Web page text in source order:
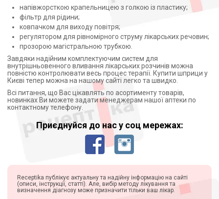
напівжорсткою крапельницею з голкою із пластику;
фільтр для рідини;
ковпачком для виходу повітря;
регулятором для рівномірного струму лікарських речовин;
прозорою магістральною трубкою.
Завдяки надійним комплектуючим систем для
внутрішньовенного вливання лікарських розчинів можна
повністю контролювати весь процес терапії. Купити шприци у
Києві тепер можна на нашому сайті легко та швидко.
Всі питання, що Вас цікавлять по асортименту товарів,
новинках Ви можете задати менеджерам нашої аптеки по
контактному телефону.
Приєднуйся до нас у соц мережах:
Receptika публікує актуальну та надійну інформацію на сайті
(описи, інструкції, статті). Але, вибір методу лікування та
визначення діагнозу може призначити тільки ваш лікар.